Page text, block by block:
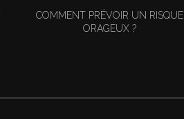
COMMENT PRÉVOIR UN RISQUE
ORAGEUX ?